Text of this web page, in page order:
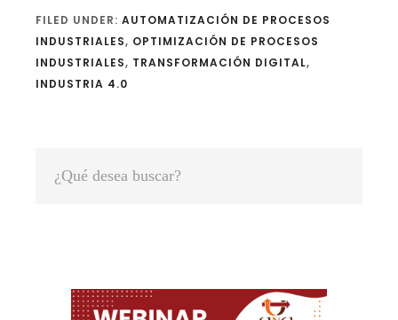
FILED UNDER: AUTOMATIZACIÓN DE PROCESOS
INDUSTRIALES, OPTIMIZACIÓN DE PROCESOS
INDUSTRIALES, TRANSFORMACIÓN DIGITAL,
INDUSTRIA 4.0
Primary
Sidebar
desea